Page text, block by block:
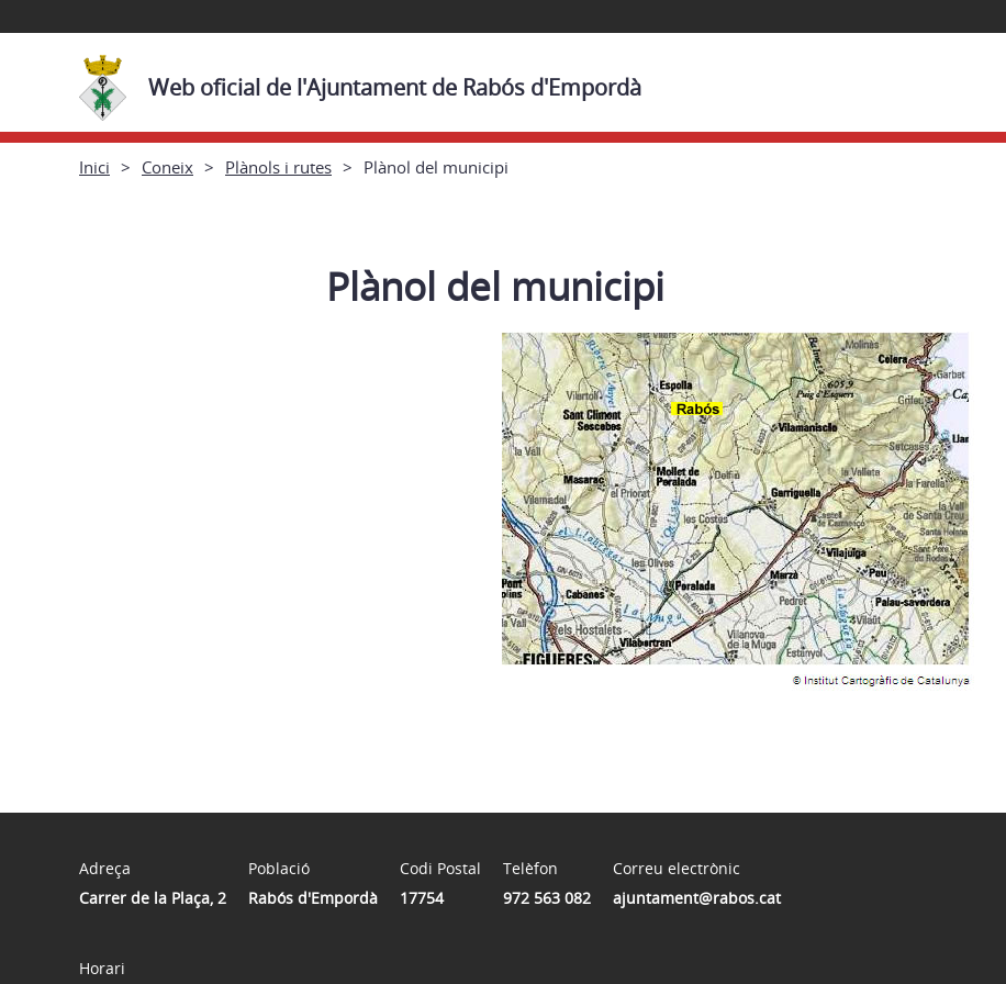
Web oficial de l'Ajuntament de Rabós d'Empordà
Inici Coneix Plànols i rutes Plànol del municipi
Plànol del municipi
Adreça
Carrer de la Plaça, 2
Població
Rabós d'Empordà
Codi Postal
17754
Telèfon
972 563 082
Correu electrònic
ajuntament@rabos.cat
Horari